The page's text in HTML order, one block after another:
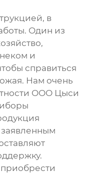
в
Один из
и
справиться
Нам очень
ООО Цыси
заявленным